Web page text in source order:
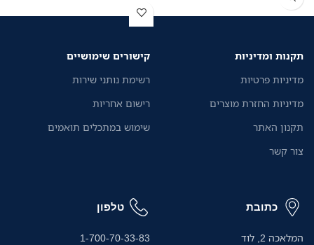
ובקבוקי דיו בעלי תפוקה גבוהה
במיוחד. בנויה להתקנה קלה וניהול
תקנות ומדיניות
מדיניות פרטיות
מדיניות החזרת מוצרים
תקנון האתר
צור קשר
קישורים שימושיים
רשימת נותני שירות
רישום אחריות
שימוש במתכלים תואמים
כתובת
המלאכה 2, לוד
טלפון
1-700-70-33-83